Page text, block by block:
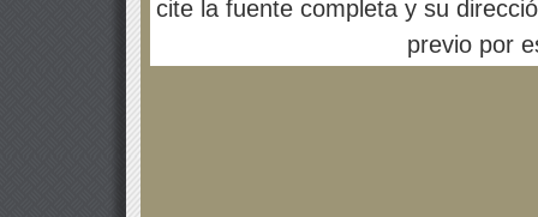
cite la fuente completa y su
previo por